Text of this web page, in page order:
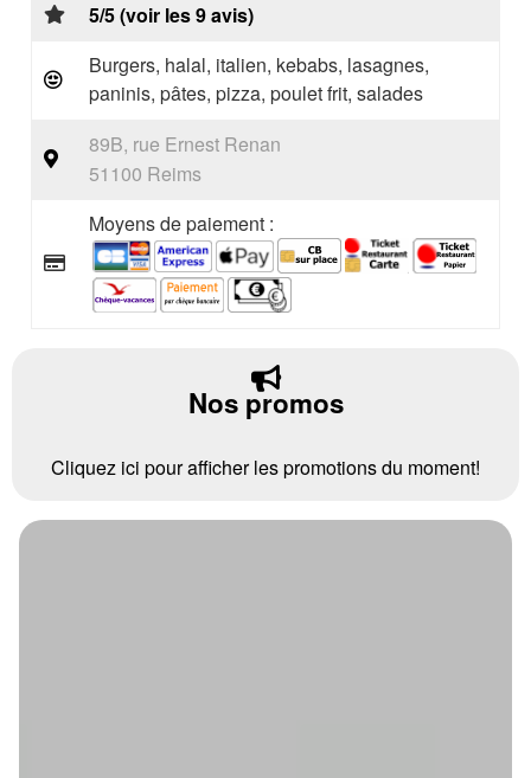
5/5 (voir les 9 avis)
Burgers, halal, italien, kebabs, lasagnes,
paninis, pâtes, pizza, poulet frit, salades
89B, rue Ernest Renan
51100 Reims
Moyens de paiement :
Nos promos
Cliquez ici pour afficher les promotions du moment!